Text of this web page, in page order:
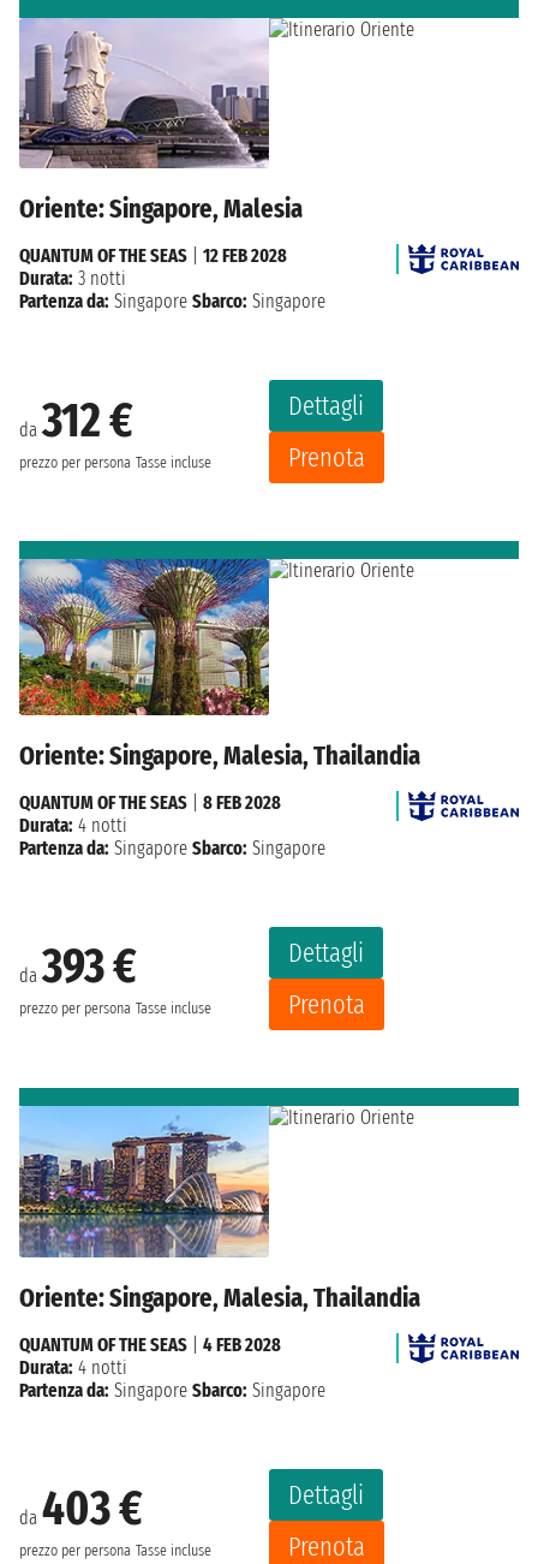
Oriente: Singapore, Malesia
da312 €
prezzo per persona Tasse incluse
Dettagli
Prenota
QUANTUM OF THE SEAS
12 FEB 2028
Durata: 3 notti
Partenza da: Singapore Sbarco: Singapore
Oriente: Singapore, Malesia, Thailandia
da393 €
prezzo per persona Tasse incluse
Dettagli
Prenota
QUANTUM OF THE SEAS
8 FEB 2028
Durata: 4 notti
Partenza da: Singapore Sbarco: Singapore
Oriente: Singapore, Malesia, Thailandia
da 403 €
prezzo per persona Tasse incluse
Dettagli
Prenota
QUANTUM OF THE SEAS
4 FEB 2028
Durata: 4 notti
Partenza da: Singapore Sbarco: Singapore